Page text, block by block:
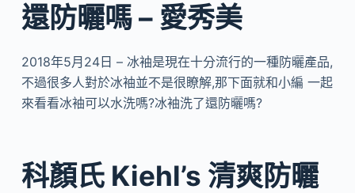
還防曬嗎 – 愛秀美
2018年5月24日 – 冰袖是現在十分流行的一種防曬產品,
不過很多人對於冰袖並不是很瞭解,那下面就和小編 一起
來看看冰袖可以水洗嗎?冰袖洗了還防曬嗎?
科顏氏 Kiehl’s 清爽防曬